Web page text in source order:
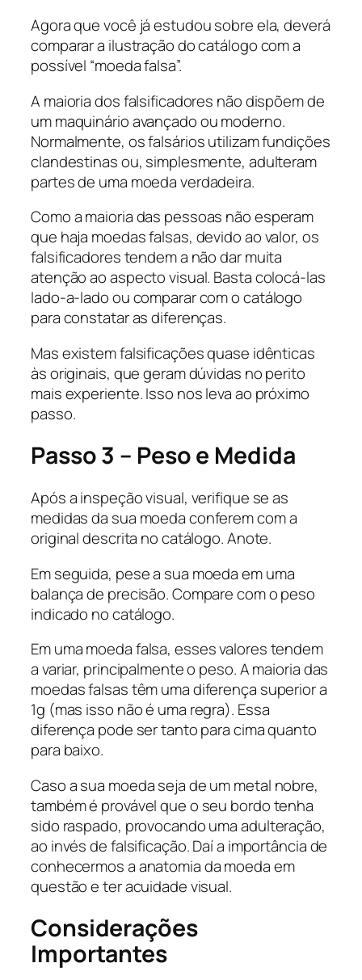
Agora que você já estudou sobre ela, deverá
comparar a ilustração do catálogo com a
possível “moeda falsa”.
A maioria dos falsificadores não dispõem de
um maquinário avançado ou moderno.
Normalmente, os falsários utilizam fundições
clandestinas ou, simplesmente, adulteram
partes de uma moeda verdadeira.
Como a maioria das pessoas não esperam
que haja moedas falsas, devido ao valor, os
falsificadores tendem a não dar muita
atenção ao aspecto visual. Basta colocá-las
lado-a-lado ou comparar com o catálogo
para constatar as diferenças.
Mas existem falsificações quase idênticas
às originais, que geram dúvidas no perito
mais experiente. Isso nos leva ao próximo
passo.
Passo 3 – Peso e Medida
Após a inspeção visual, verifique se as
medidas da sua moeda conferem com a
original descrita no catálogo. Anote.
Em seguida, pese a sua moeda em uma
balança de precisão. Compare com o peso
indicado no catálogo.
Em uma moeda falsa, esses valores tendem
a variar, principalmente o peso. A maioria das
moedas falsas têm uma diferença superior a
1g (mas isso não é uma regra). Essa
diferença pode ser tanto para cima quanto
para baixo.
Caso a sua moeda seja de um metal nobre,
também é provável que o seu bordo tenha
sido raspado, provocando uma adulteração,
ao invés de falsificação. Daí a importância de
conhecermos a anatomia da moeda em
questão e ter acuidade visual.
Considerações
Importantes